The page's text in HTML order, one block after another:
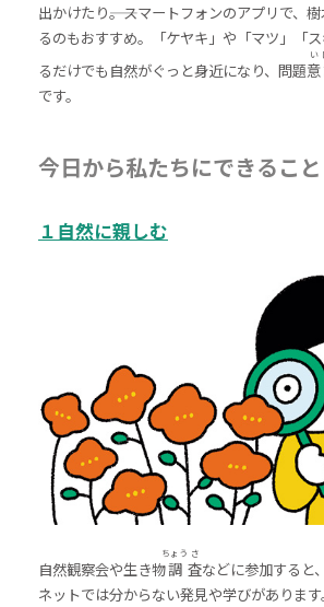
出かけたり――。スマートフォンのアプリで、
るのもおすすめ。「ケヤキ」や「マツ」「
るだけでも自然がぐっと身近になり、問題意
い
です。
今日から私たちにできること
１自然に親しむ
自然観察会や生き物調
ちょう
査
さ
などに参加すると
ネットでは分からない発見や学びがありま